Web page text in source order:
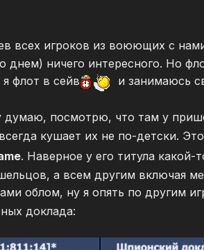
всех игроков из воюющих с
днем) ничего интересного. Но
флот в сейв
и занимаюсь
думаю, посмотрю, что там у
кушает их не по-детски.
. Наверное у его титула какой-
а всем другим включая
облом, ну я опять по другим
доклада: